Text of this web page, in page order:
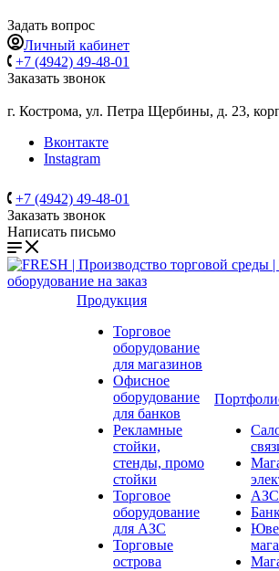
Задать вопрос
Личный кабинет
+7 (4942) 49-48-01
Заказать звонок
г. Кострома, ул. Петра Щербины, д. 23,
Вконтакте
Instagram
+7 (4942) 49-48-01
Заказать звонок
Написать письмо
Продукция
Торговое
оборудование
для магазинов
Офисное
оборудование
для банков
Рекламные
стойки,
стенды, промо
стойки
Торговое
оборудование
для АЗС
Торговые
острова
АЗС